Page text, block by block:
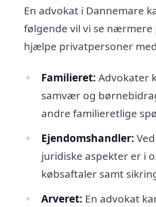
En advokat i Dannemare
følgende vil vi se nærmere
hjælpe privatpersoner
Familieret: Advokater
samvær og
andre familieretlige
Ejendomshandler:
juridiske aspekter er i
købsaftaler samt
Arveret: En advokat